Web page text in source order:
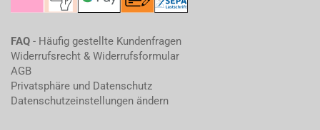
FAQ - Häufig gestellte Kundenfragen
Widerrufsrecht & Widerrufsformular
AGB
Privatsphäre und Datenschutz
Datenschutzeinstellungen ändern